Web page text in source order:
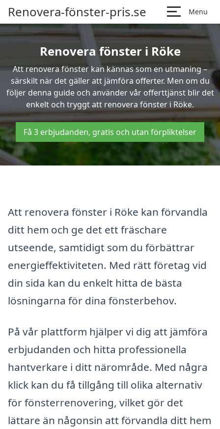
Renovera-fönster-pris.se Menu
Renovera fönster i Röke
Att renovera fönster kan kännas som en utmaning –
särskilt när det gäller att jämföra offerter. Men om du
följer denna guide och använder vår offerttjänst blir det
enkelt och tryggt att renovera fönster i Röke.
Få 3 erbjudanden, gratis och utan förpliktelser
Att renovera fönster i Röke kan förvandla
ditt hem och ge det ett fräschare
utseende, samtidigt som du förbättrar
energieffektiviteten. Med rätt företag vid
din sida kan du enkelt hitta de bästa
lösningarna för dina fönsterbehov.
På vår plattform hjälper vi dig att jämföra
erbjudanden och hitta professionella
hantverkare i ditt närområde. Med några
klick kan du få tillgång till olika alternativ
för fönsterrenovering, vilket gör det
lättare än någonsin att förvandla ditt hem